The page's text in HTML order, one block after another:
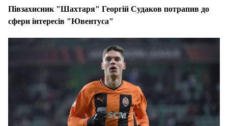
Півзахисник "Шахтаря" Георгій Судаков потрапив до
сфери інтересів "Ювентуса"